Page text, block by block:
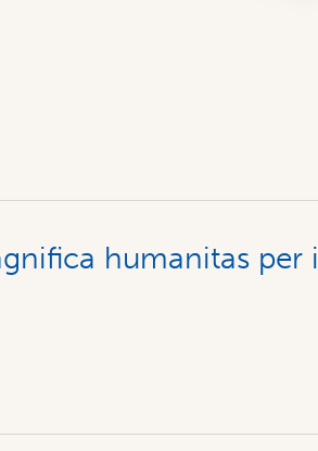
humanitas per i